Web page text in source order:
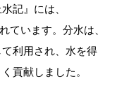
記』には、
ています。分水は、
利用され、水を得
貢献しました。